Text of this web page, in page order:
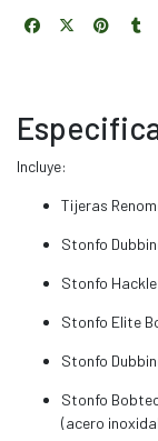
Incluye:
Tijeras
Stonfo
Stonfo
Stonfo Elite
Stonfo
Stonfo
(acero